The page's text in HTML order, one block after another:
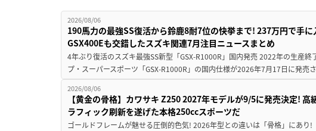
2026/08/06
190馬力の最強SS復活から鈴鹿8耐7位の快挙まで! 237万円で手
GSX400Eも交錯したスズキ関連7月注目ニュースまとめ
4年ぶり復活のスズキ最強SS新型「GSX-R1000R」国内発売 2022年の生産
プ・スーパースポーツ「GSX-R1000R」の国内仕様が2026年7月17日に発売
2026/08/06
【黄金の骨格】カワサキ Z250 2027年モデルが9/5に発売決定! 高
ラフィック刷新を遂げた本格250ccスポーツだ
ゴールドフレームが魅せる圧倒的色気! 2026年型との違いは「骨格」にあり